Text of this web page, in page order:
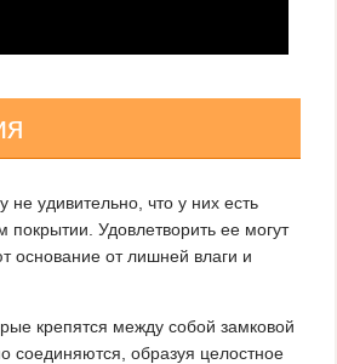
удивительно, что у них есть
Удовлетворить ее могут
от лишней влаги и
крепятся между собой замковой
соединяются, образуя целостное